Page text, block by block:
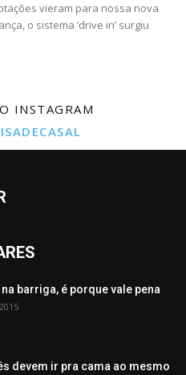
vieram para nossa nova
o sistema ‘drive in’ surgiu
INSTAGRAM
barriga, é porque vale pena
devem ir pra cama ao mesmo